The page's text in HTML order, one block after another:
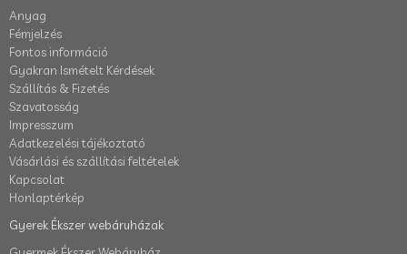
Anyag
Fémjelzés
Fontos információ
Gyakran Ismételt Kérdések
Szállítás & Fizetés
Szavatosság
Impresszum
Adatkezelési tájékoztató
Vásárlási és szállítási feltételek
Kapcsolat
Honlaptérkép
Gyerek Ékszer webáruházak